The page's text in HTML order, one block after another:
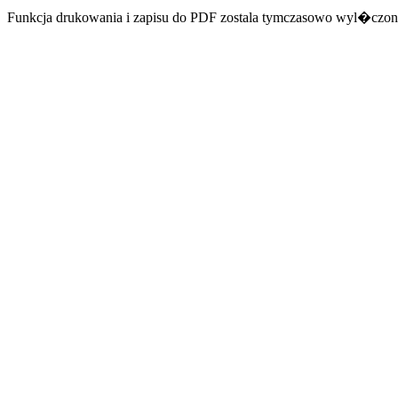
Funkcja drukowania i zapisu do PDF zostala tymczasowo